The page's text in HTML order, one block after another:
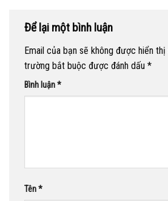
Để lại một bình luận
Email của bạn sẽ không được hiển thị
trường bắt buộc được đánh dấu *
Bình luận*
Tên*